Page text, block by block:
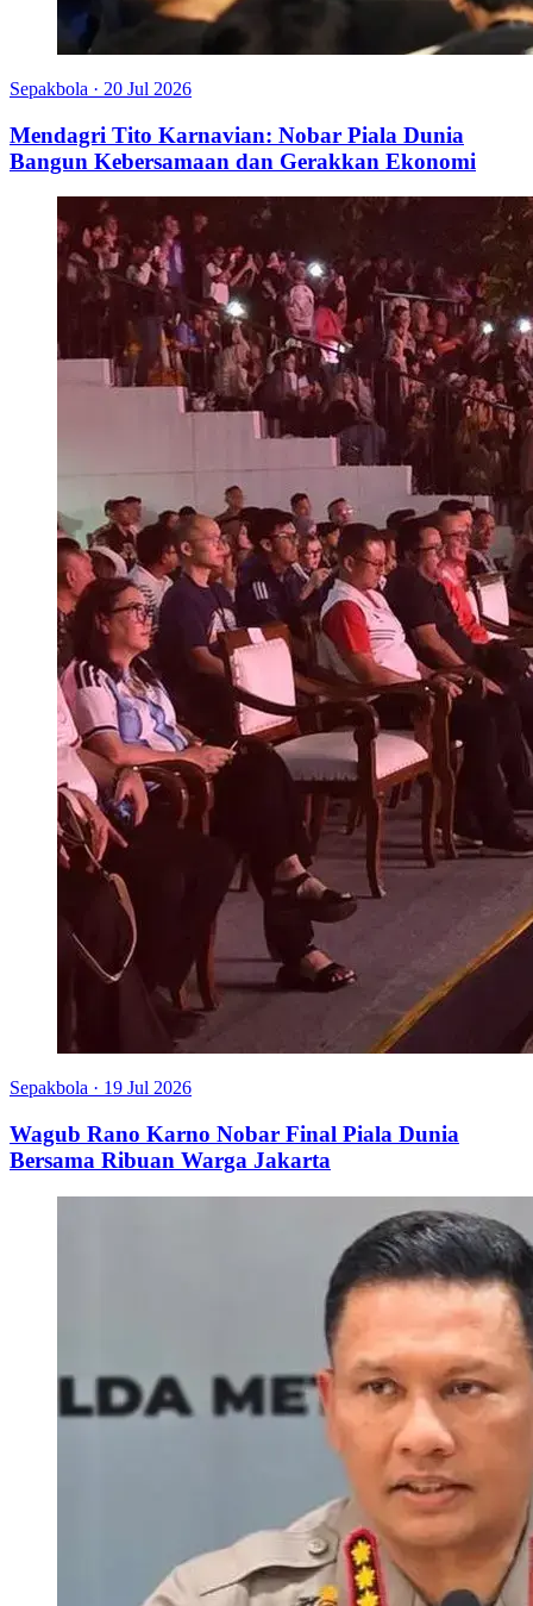
Sepakbola · 20 Jul 2026
Mendagri Tito Karnavian: Nobar Piala Dunia
Bangun Kebersamaan dan Gerakkan Ekonomi
Sepakbola · 19 Jul 2026
Wagub Rano Karno Nobar Final Piala Dunia
Bersama Ribuan Warga Jakarta